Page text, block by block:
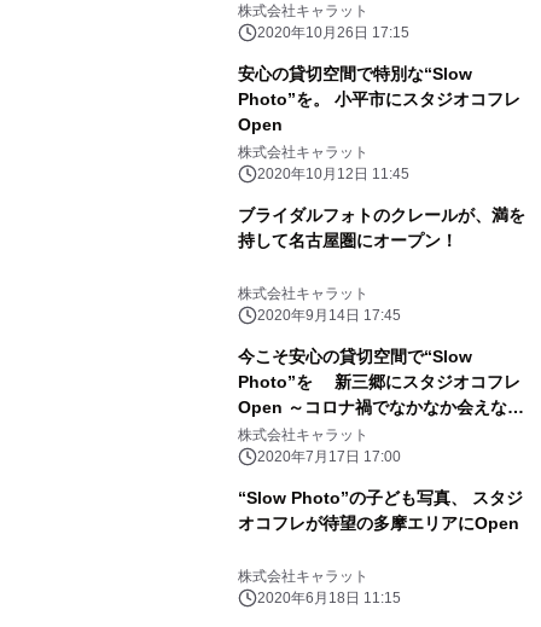
ース開始
株式会社キャラット
2020年10月26日 17:15
安心の貸切空間で特別な“Slow
Photo”を。 小平市にスタジオコフレ
Open
株式会社キャラット
2020年10月12日 11:45
ブライダルフォトのクレールが、満を
持して名古屋圏にオープン！
株式会社キャラット
2020年9月14日 17:45
今こそ安心の貸切空間で“Slow
Photo”を 新三郷にスタジオコフレ
Open ～コロナ禍でなかなか会えない
おじいちゃまおばあちゃまにもお写真
で笑顔を～
株式会社キャラット
2020年7月17日 17:00
“Slow Photo”の子ども写真、 スタジ
オコフレが待望の多摩エリアにOpen
株式会社キャラット
2020年6月18日 11:15